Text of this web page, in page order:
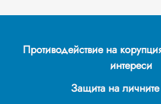
Противодействие на
интереси
Защита на